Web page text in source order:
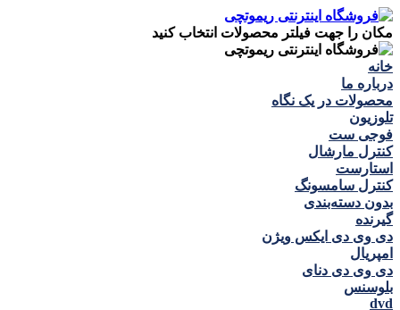
مکان را جهت فیلتر محصولات انتخاب کنید
خانه
درباره ما
محصولات در یک نگاه
تلوزيون
فوجی ست
کنترل مارشال
استارست
کنترل سامسونگ
بدون دسته‌بندی
گيرنده
دی وی دی ايكس ويژن
امپريال
دی وی دی دنای
بلوسنس
dvd